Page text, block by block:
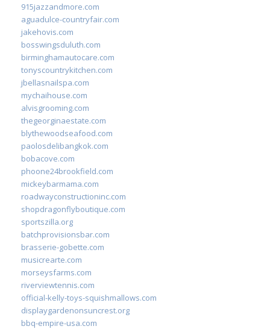
915jazzandmore.com
aguadulce-countryfair.com
jakehovis.com
bosswingsduluth.com
birminghamautocare.com
tonyscountrykitchen.com
jbellasnailspa.com
mychaihouse.com
alvisgrooming.com
thegeorginaestate.com
blythewoodseafood.com
paolosdelibangkok.com
bobacove.com
phoone24brookfield.com
mickeybarmama.com
roadwayconstructioninc.com
shopdragonflyboutique.com
sportszilla.org
batchprovisionsbar.com
brasserie-gobette.com
musicrearte.com
morseysfarms.com
riverviewtennis.com
official-kelly-toys-squishmallows.com
displaygardenonsuncrest.org
bbq-empire-usa.com